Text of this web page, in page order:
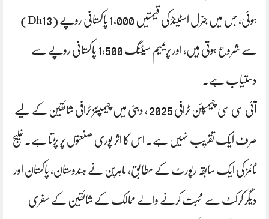
ہوئی، جس میں جنرل اسٹینڈ کی قیمتیں 1,000 پاکستانی روپے (Dh13)
سے شروع ہوتی ہیں، اور پریمیم سیٹنگ 1,500 پاکستانی روپے سے
دستیاب ہے۔
آئی سی سی چیمپئن ٹرافی 2025 ، دبئی میں چیمپئنز ٹرافی شائقین کے لیے
صرف ایک تقریب نہیں ہے۔ اس کا اثر پوری صنعتوں پر پڑتا ہے۔ خلیج
ٹائمز کی ایک سابقہ ​​رپورٹ کے مطابق، ماہرین نے ہندوستان، پاکستان اور
دیگر کرکٹ سے محبت کرنے والے ممالک کے شائقین کے سفری